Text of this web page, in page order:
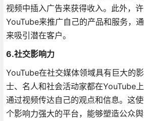
视频中插入广告来获得收入。此外，
YouTube来推广自己的产品和服务，
来吸引潜在客户。
6.社交影响力
YouTube在社交媒体领域具有巨大的
士、名人和社会活动家都在YouTube
通过视频传达自己的观点和信息。这
个影响力强大的平台，能够塑造公众舆